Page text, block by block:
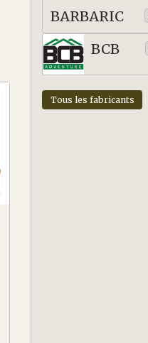
BARBARIC
BCB
Tous les fabricants